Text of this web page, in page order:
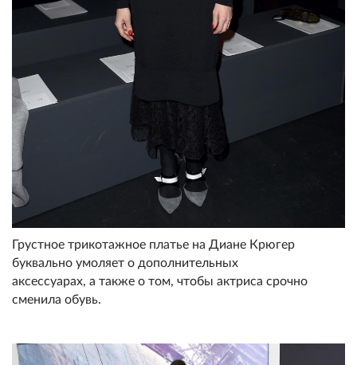
Грустное трикотажное платье на Диане Крюгер
буквально умоляет о дополнительных
аксессуарах, а также о том, чтобы актриса срочно
сменила обувь.